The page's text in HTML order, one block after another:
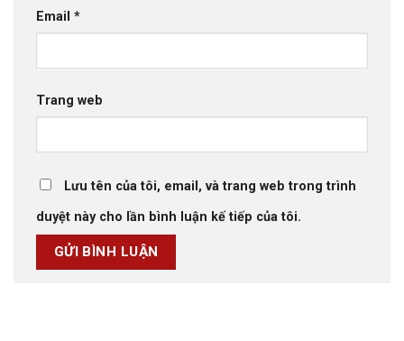
Email *
Trang web
Lưu tên của tôi, email, và trang web trong trình
duyệt này cho lần bình luận kế tiếp của tôi.